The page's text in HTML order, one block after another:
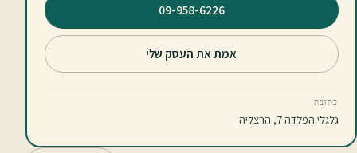
⁦09-958-6226⁩
אמת את העסק שלי
כתובת
גלגלי הפלדה 7, הרצליה